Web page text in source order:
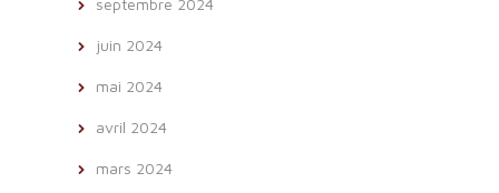
septembre 2024
juin 2024
mai 2024
avril 2024
mars 2024